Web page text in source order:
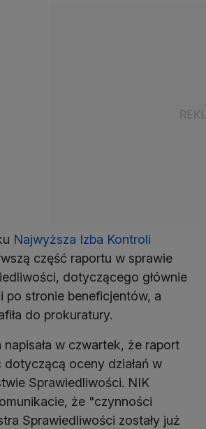
Najwyższa Izba Kontroli
część raportu w sprawie
dotyczącego głównie
po stronie beneficjentów, a
do prokuratury.
w czwartek, że raport
dotyczącą oceny działań w
Sprawiedliwości. NIK
że "czynności
Sprawiedliwości zostały już